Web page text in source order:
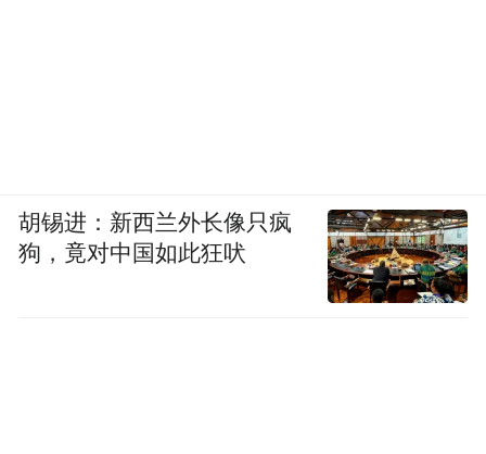
胡锡进：新西兰外长像只疯
狗，竟对中国如此狂吠